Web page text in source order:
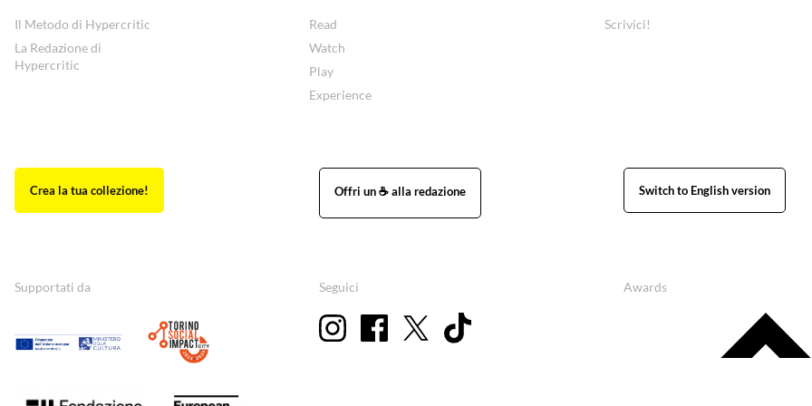
Il Metodo di Hypercritic
La Redazione di
Hypercritic
Read
Watch
Play
Experience
Scrivici!
Switch to English version
Supportati da Seguici Awards